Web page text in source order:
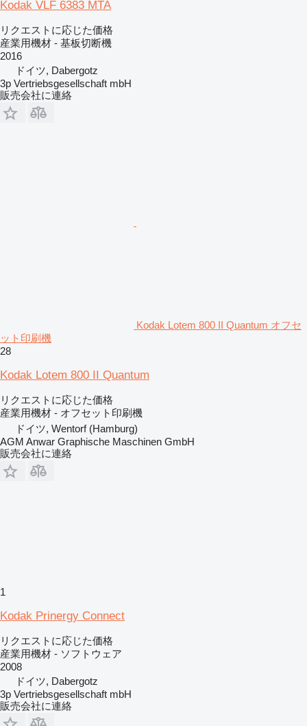
Kodak VLF 6383 MTA
リクエストに応じた価格
産業用機材 - 基板切断機
2016
ドイツ, Dabergotz
3p Vertriebsgesellschaft mbH
販売会社に連絡
Kodak Lotem 800 II Quantum オフセ
ット印刷機
28
Kodak Lotem 800 II Quantum
リクエストに応じた価格
産業用機材 - オフセット印刷機
ドイツ, Wentorf (Hamburg)
AGM Anwar Graphische Maschinen GmbH
販売会社に連絡
1
Kodak Prinergy Connect
リクエストに応じた価格
産業用機材 - ソフトウェア
2008
ドイツ, Dabergotz
3p Vertriebsgesellschaft mbH
販売会社に連絡